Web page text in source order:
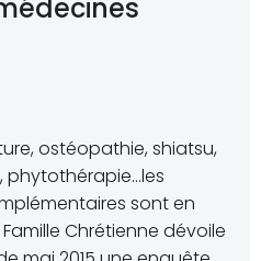
ostéopathie, shiatsu,
phytothérapie…les
sont en
Chrétienne dévoile